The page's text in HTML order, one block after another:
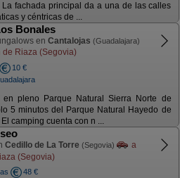
La fachada principal da a una de las calles
y céntricas de ...
Bonales
en Cantalojas (Guadalajara)
de Riaza (Segovia)
10 €
en pleno Parque Natural Sierra Norte de
5 minutos del Parque Natural Hayedo de
camping cuenta con n ...
Cedillo de La Torre (Segovia)
a
(Segovia)
48 €